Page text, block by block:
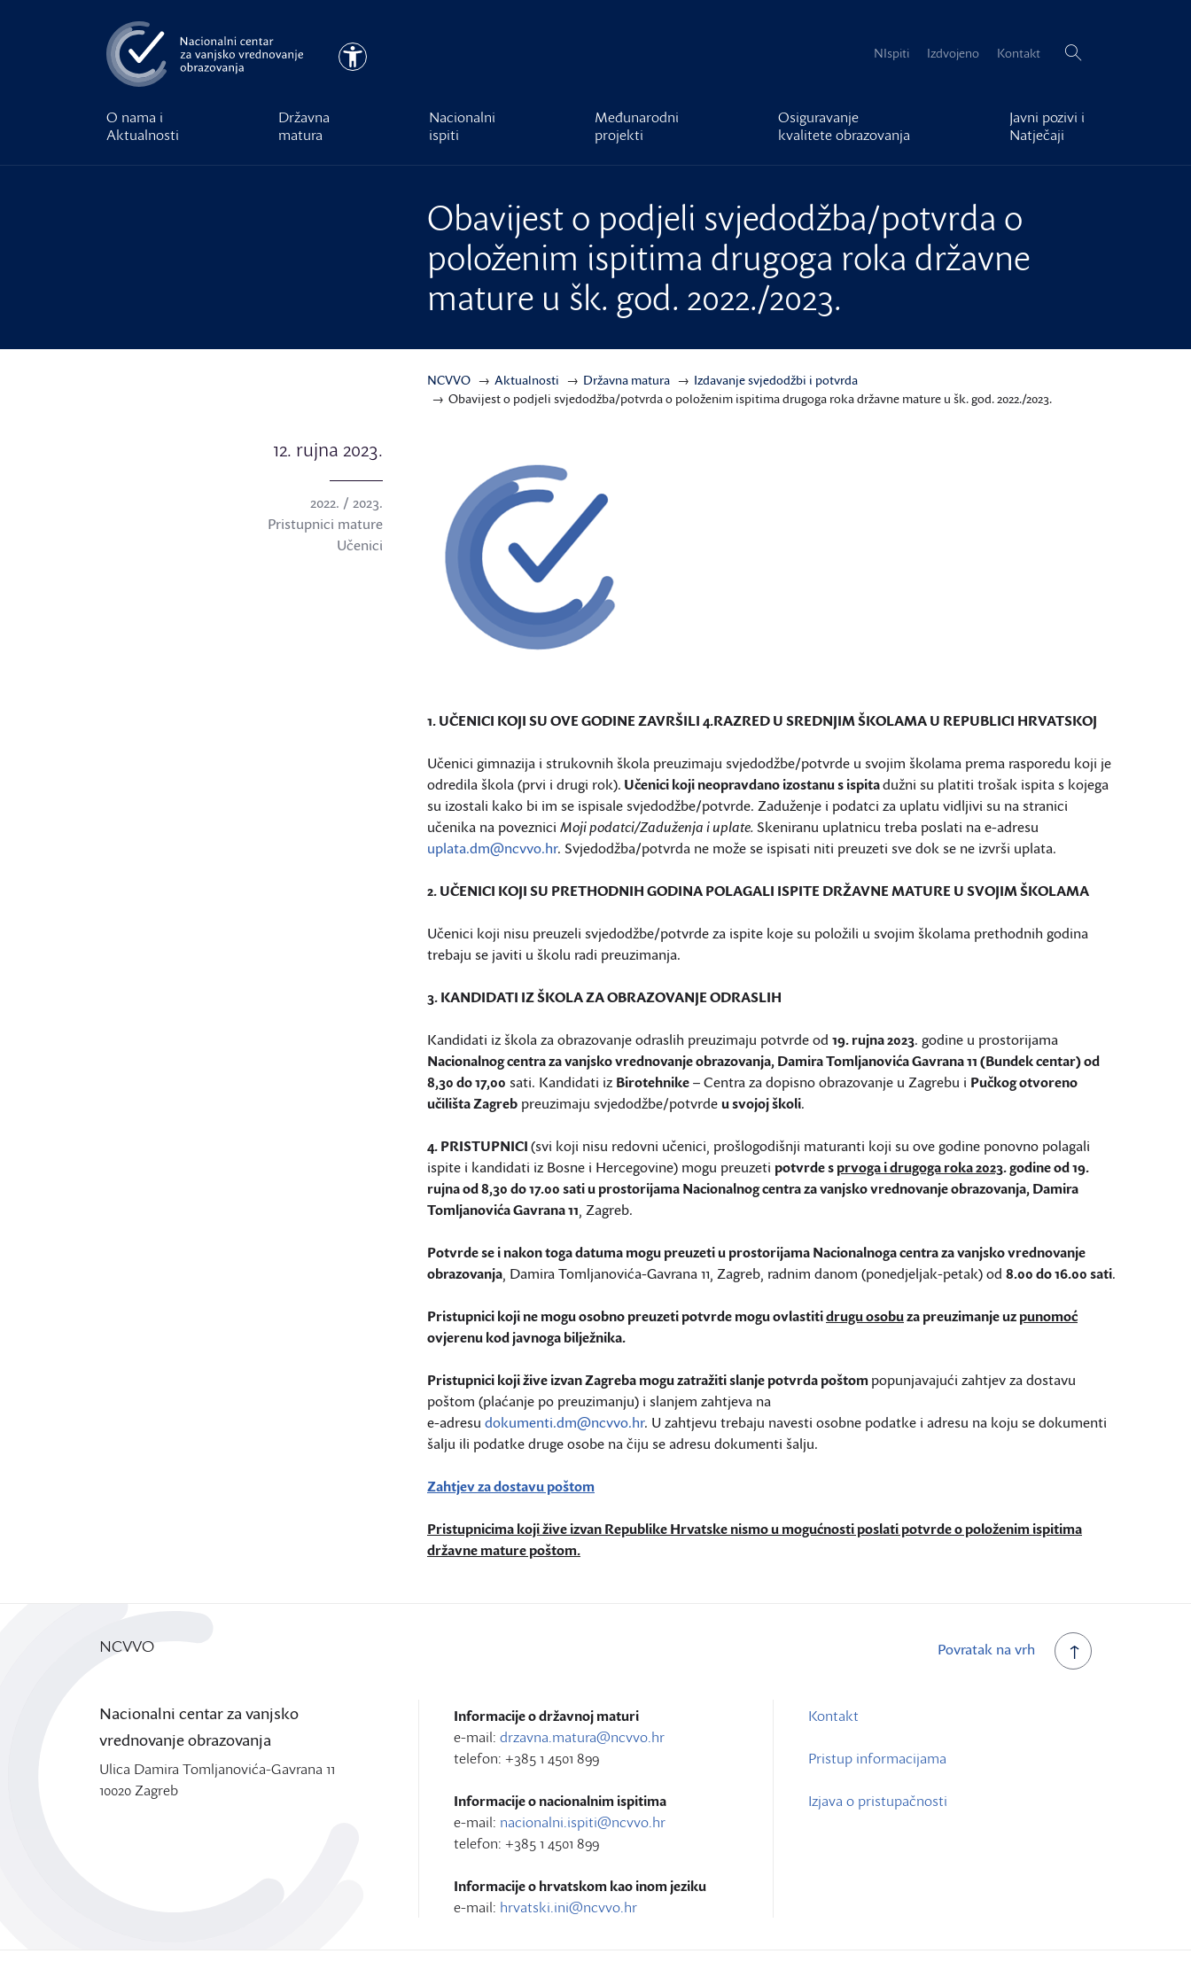
Pristupačnost NIspiti Izdvojeno Kontakt Pretraži:
O nama i
Aktualnosti
Državna
matura
Nacionalni
ispiti
Međunarodni
projekti
Osiguravanje
kvalitete obrazovanja
Javni pozivi i
Natječaji
Obavijest o podjeli svjedodžba/potvrda o
položenim ispitima drugoga roka državne
mature u šk. god. 2022./2023.
NCVVO Aktualnosti Državna matura
Izdavanje svjedodžbi i potvrda
Obavijest o podjeli svjedodžba/potvrda o položenim ispitima drugoga roka državne mature u šk. god. 2022./2023.
12. rujna 2023.
2022. / 2023.
Pristupnici mature
Učenici
1. UČENICI KOJI SU OVE GODINE ZAVRŠILI 4.RAZRED U SREDNJIM ŠKOLAMA U REPUBLICI HRVATSKOJ
Učenici gimnazija i strukovnih škola preuzimaju svjedodžbe/potvrde u svojim školama prema rasporedu koji je
odredila škola (prvi i drugi rok). Učenici koji neopravdano izostanu s ispitadužni su platiti trošak ispita s kojega
su izostali kako bi im se ispisale svjedodžbe/potvrde. Zaduženje i podatci za uplatu vidljivi su na stranici
učenika na poveznici Moji podatci/Zaduženja i uplate.Skeniranu uplatnicu treba poslati na e-adresu
uplata.dm@ncvvo.hr. Svjedodžba/potvrda ne može se ispisati niti preuzeti sve dok se ne izvrši uplata.
2. UČENICI KOJI SU PRETHODNIH GODINA POLAGALI ISPITE DRŽAVNE MATURE U SVOJIM ŠKOLAMA
Učenici koji nisu preuzeli svjedodžbe/potvrde za ispite koje su položili u svojim školama prethodnih godina
trebaju se javiti u školu radi preuzimanja.
3. KANDIDATI IZ ŠKOLA ZA OBRAZOVANJE ODRASLIH
Kandidati iz škola za obrazovanje odraslih preuzimaju potvrde od 19. rujna 2023. godine u prostorijama
Nacionalnog centra za vanjsko vrednovanje obrazovanja, Damira Tomljanovića Gavrana 11 (Bundek centar) od
8,30 do 17,00 sati. Kandidati iz Birotehnike– Centra za dopisno obrazovanje u Zagrebu i Pučkog otvoreno
učilišta Zagreb preuzimaju svjedodžbe/potvrdeu svojoj školi.
4. PRISTUPNICI(svi koji nisu redovni učenici, prošlogodišnji maturanti koji su ove godine ponovno polagali
ispite i kandidati iz Bosne i Hercegovine) mogu preuzeti potvrde sprvoga i drugoga roka 2023. godine od 19.
rujna od 8,30 do 17.00 sati u prostorijama Nacionalnog centra za vanjsko vrednovanje obrazovanja, Damira
Tomljanovića Gavrana 11, Zagreb.
Potvrde se i nakon toga datuma mogu preuzeti u prostorijama Nacionalnoga centra za vanjsko vrednovanje
obrazovanja, Damira Tomljanovića-Gavrana 11, Zagreb, radnim danom (ponedjeljak-petak) od 8.00 do 16.00 sati.
Pristupnici koji ne mogu osobno preuzeti potvrde mogu ovlastitidrugu osobuza preuzimanje uzpunomoć
ovjerenu kod javnoga bilježnika.
Pristupnici koji žive izvan Zagreba mogu zatražiti slanje potvrda poštompopunjavajući zahtjev za dostavu
poštom (plaćanje po preuzimanju) i slanjem zahtjeva na
e-adresu dokumenti.dm@ncvvo.hr. U zahtjevu trebaju navesti osobne podatke i adresu na koju se dokumenti
šalju ili podatke druge osobe na čiju se adresu dokumenti šalju.
Zahtjev za dostavu poštom
Pristupnicima koji žive izvan Republike Hrvatske nismo u mogućnosti poslati potvrde o položenim ispitima
državne mature poštom.
Povratak na vrh
NCVVO
Nacionalni centar za vanjsko
vrednovanje obrazovanja
Ulica Damira Tomljanovića-Gavrana 11
10020 Zagreb
Informacije o državnoj maturi
e-mail: drzavna.matura@ncvvo.hr
telefon: +385 1 4501 899
Informacije o nacionalnim ispitima
e-mail: nacionalni.ispiti@ncvvo.hr
telefon: +385 1 4501 899
Informacije o hrvatskom kao inom jeziku
e-mail: hrvatski.ini@ncvvo.hr
Kontakt
Pristup informacijama
Izjava o pristupačnosti